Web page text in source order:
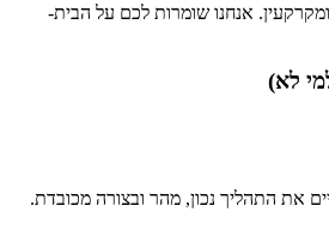
אנחנו שומרות לכם על הבית-
לא)
את התהליך נכון, מהר ובצורה מכובדת.